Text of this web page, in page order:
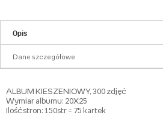
Opis
Dane szczegółowe
ALBUM KIESZENIOWY, 300 zdjęć
Wymiar albumu: 20X25
Ilość stron: 150str = 75 kartek